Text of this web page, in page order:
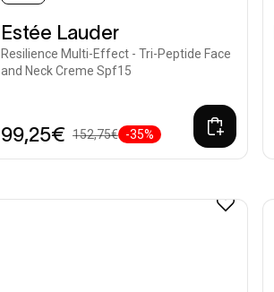
Estée Lauder
Resilience Multi-Effect - Tri-Peptide Face
and Neck Creme Spf15
99,25€ 152,75€ -35%